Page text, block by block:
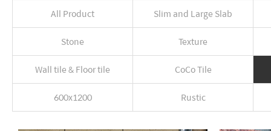
All Product Slim and Large Slab
Stone Texture
Wall tile & Floor tile CoCo Tile
600x1200 Rustic